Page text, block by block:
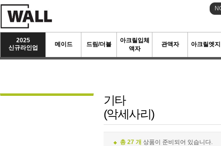
2025
신규라인업
메이드 드림/더블
아크릴입체
액자
관액자 아크릴엣지
기타
(악세사리)
총 27 개 상품이 준비되어 있습니다.